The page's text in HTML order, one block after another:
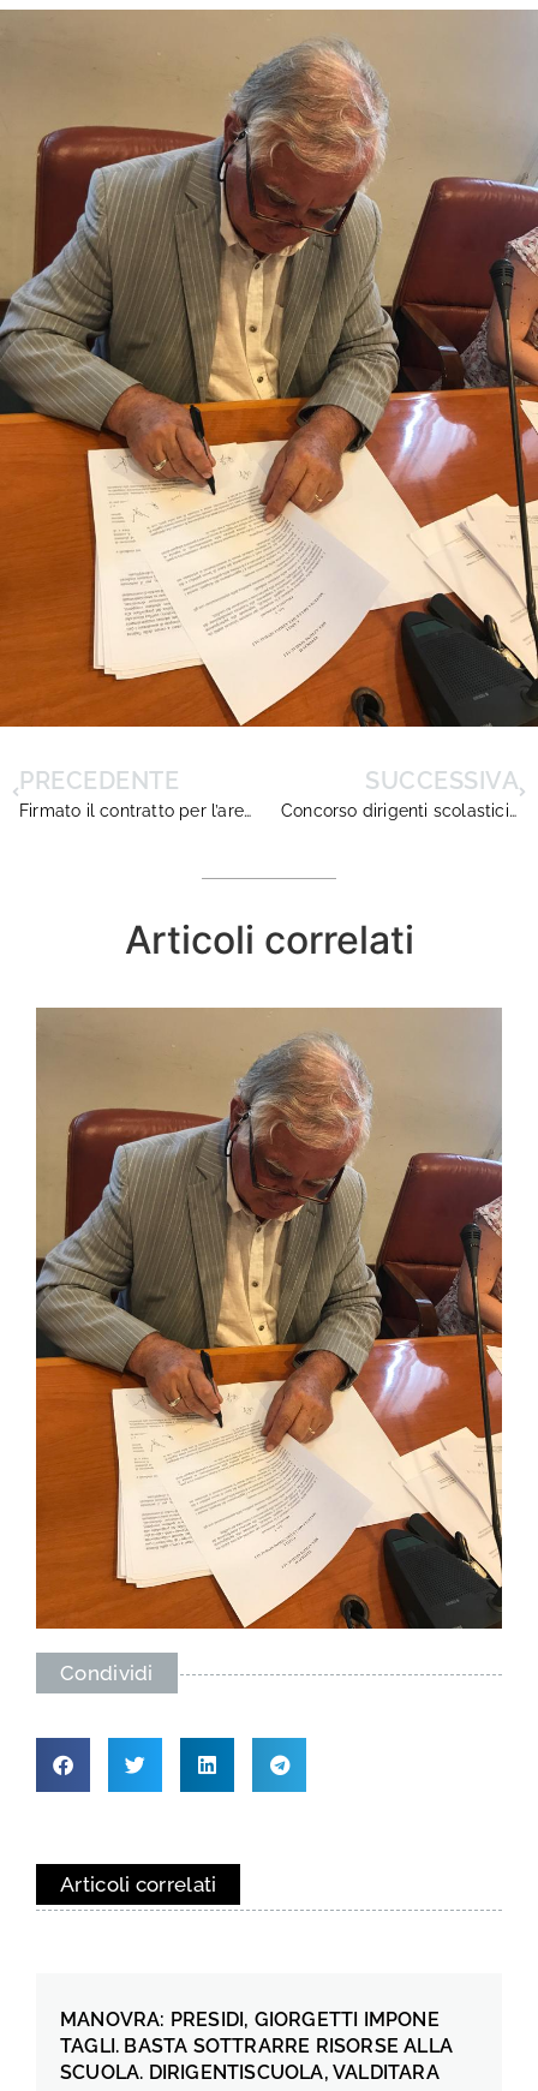
PRECEDENTE
Firmato il contratto per l’area dirigenziale Istruzione e Ricerca: una giornata in agrodolce
SUCCESSIVA
Concorso dirigenti scolastici: accolta la sospensiva
Articoli correlati
Condividi
Articoli correlati
MANOVRA: PRESIDI, GIORGETTI IMPONE
TAGLI. BASTA SOTTRARRE RISORSE ALLA
SCUOLA. DIRIGENTISCUOLA, VALDITARA